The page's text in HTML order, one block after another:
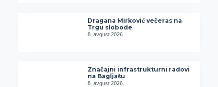
Dragana Mirković večeras na
Trgu slobode
8. avgust 2026.
Značajni infrastrukturni radovi
na Bagljašu
8. avgust 2026.